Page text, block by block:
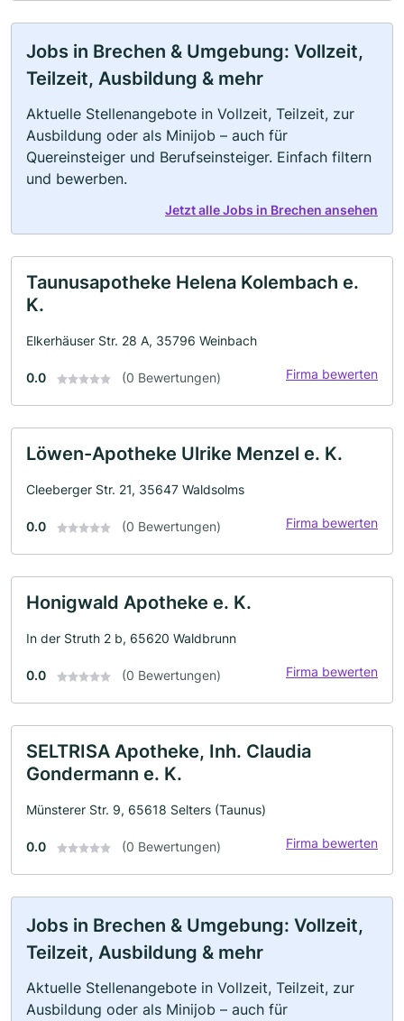
Jobs in Brechen & Umgebung: Vollzeit,
Teilzeit, Ausbildung & mehr
Aktuelle Stellenangebote in Vollzeit, Teilzeit, zur
Ausbildung oder als Minijob – auch für
Quereinsteiger und Berufseinsteiger. Einfach filtern
und bewerben.
Jetzt alle Jobs in Brechen ansehen
Taunusapotheke Helena Kolembach e.
K.
Elkerhäuser Str. 28 A, 35796 Weinbach
0.0 (0 Bewertungen) Firma bewerten
Löwen-Apotheke Ulrike Menzel e. K.
Cleeberger Str. 21, 35647 Waldsolms
0.0 (0 Bewertungen) Firma bewerten
Honigwald Apotheke e. K.
In der Struth 2 b, 65620 Waldbrunn
0.0 (0 Bewertungen) Firma bewerten
SELTRISA Apotheke, Inh. Claudia
Gondermann e. K.
Münsterer Str. 9, 65618 Selters (Taunus)
0.0 (0 Bewertungen) Firma bewerten
Jobs in Brechen & Umgebung: Vollzeit,
Teilzeit, Ausbildung & mehr
Aktuelle Stellenangebote in Vollzeit, Teilzeit, zur
Ausbildung oder als Minijob – auch für